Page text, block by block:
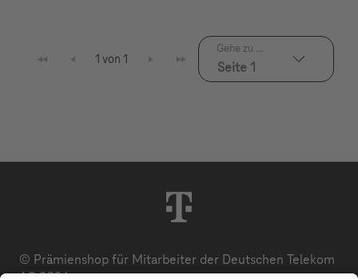
1 von 1
Seite 1
Gehe zu ...
© Prämienshop für Mitarbeiter der Deutschen Telekom